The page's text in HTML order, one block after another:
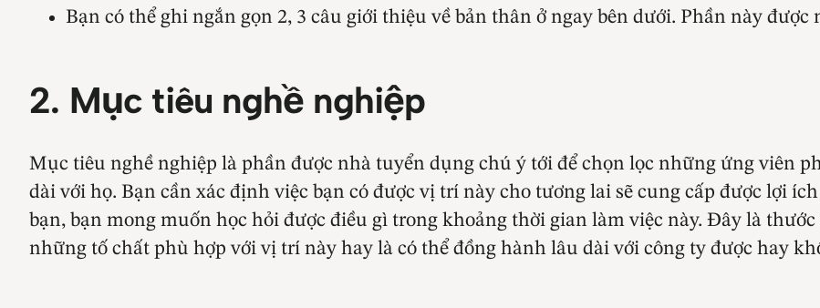
Bạn có thể ghi ngắn gọn 2, 3 câu giới thiệu về bản thân ở ngay bên dưới. Phần này
2. Mục tiêu nghề nghiệp
Mục tiêu nghề nghiệp là phần được nhà tuyển dụng chú ý tới để chọn lọc những ứng viên
dài với họ. Bạn cần xác định việc bạn có được vị trí này cho tương lai sẽ cung cấp được lợi
bạn, bạn mong muốn học hỏi được điều gì trong khoảng thời gian làm việc này. Đây là
những tố chất phù hợp với vị trí này hay là có thể đồng hành lâu dài với công ty được hay